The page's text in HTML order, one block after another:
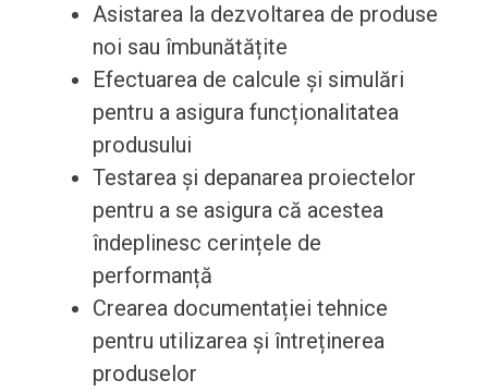
Asistarea la dezvoltarea de produse
noi sau îmbunătățite
Efectuarea de calcule și simulări
pentru a asigura funcționalitatea
produsului
Testarea și depanarea proiectelor
pentru a se asigura că acestea
îndeplinesc cerințele de
performanță
Crearea documentației tehnice
pentru utilizarea și întreținerea
produselor